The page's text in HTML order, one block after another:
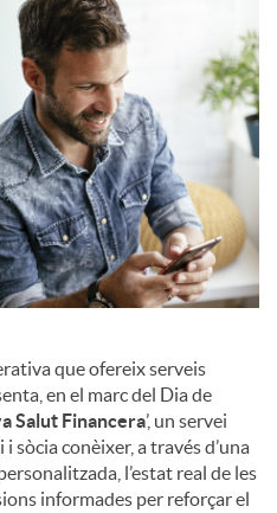
que ofereix serveis
en el marc del Dia de
Salut Financera’, un servei
sòcia conèixer, a través d’una
l’estat real de les
informades per reforçar el